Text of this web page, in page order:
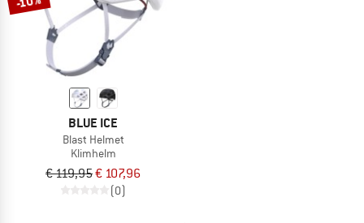
BLUE ICE
Blast Helmet
Klimhelm
€ 119,95€ 107,96
(0)